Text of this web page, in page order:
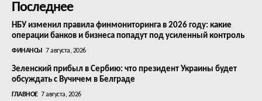
Последнее
НБУ изменил правила финмониторинга в 2026 году: какие
операции банков и бизнеса попадут под усиленный контроль
ФИНАНСЫ 7 августа, 2026
Зеленский прибыл в Сербию: что президент Украины будет
обсуждать с Вучичем в Белграде
ГЛАВНОЕ 7 августа, 2026